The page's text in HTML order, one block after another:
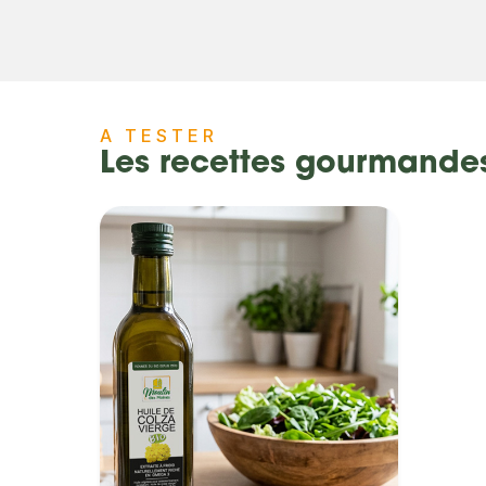
A TESTER
Les recettes